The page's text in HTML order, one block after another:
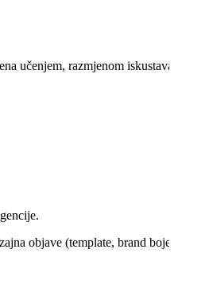
učenjem, razmjenom iskustava i
objave (template, brand boje i